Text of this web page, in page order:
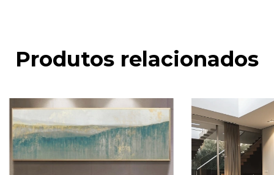
Produtos relacionados